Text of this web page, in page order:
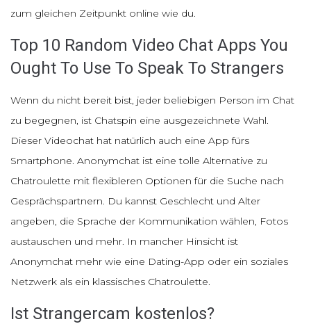
zum gleichen Zeitpunkt online wie du.
Top 10 Random Video Chat Apps You
Ought To Use To Speak To Strangers
Wenn du nicht bereit bist, jeder beliebigen Person im Chat
zu begegnen, ist Chatspin eine ausgezeichnete Wahl.
Dieser Videochat hat natürlich auch eine App fürs
Smartphone. Anonymchat ist eine tolle Alternative zu
Chatroulette mit flexibleren Optionen für die Suche nach
Gesprächspartnern. Du kannst Geschlecht und Alter
angeben, die Sprache der Kommunikation wählen, Fotos
austauschen und mehr. In mancher Hinsicht ist
Anonymchat mehr wie eine Dating-App oder ein soziales
Netzwerk als ein klassisches Chatroulette.
Ist Strangercam kostenlos?